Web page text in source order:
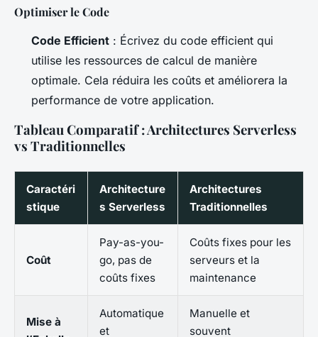
Optimiser le Code
Code Efficient : Écrivez du code efficient qui
utilise les ressources de calcul de manière
optimale. Cela réduira les coûts et améliorera la
performance de votre application.
Tableau Comparatif : Architectures Serverless
vs Traditionnelles
Caractéri
stique
Architecture
s Serverless
Architectures
Traditionnelles
Coût
Pay-as-you-
go, pas de
coûts fixes
Coûts fixes pour les
serveurs et la
maintenance
Mise à
Automatique
et
Manuelle et
souvent